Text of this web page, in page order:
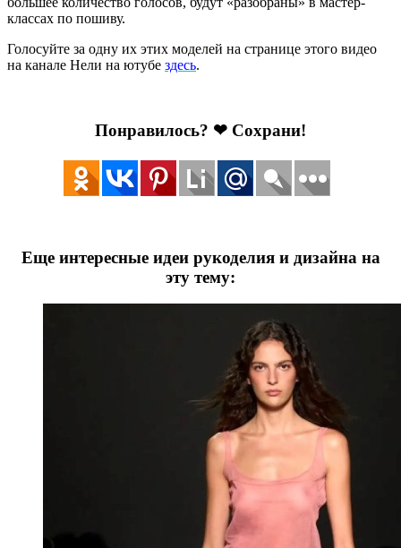
классах по пошиву.
Голосуйте за одну их этих моделей на странице этого видео
на канале Нели на ютубе здесь.
Понравилось? ❤ Сохрани!
Еще интересные идеи рукоделия и дизайна на
эту тему: